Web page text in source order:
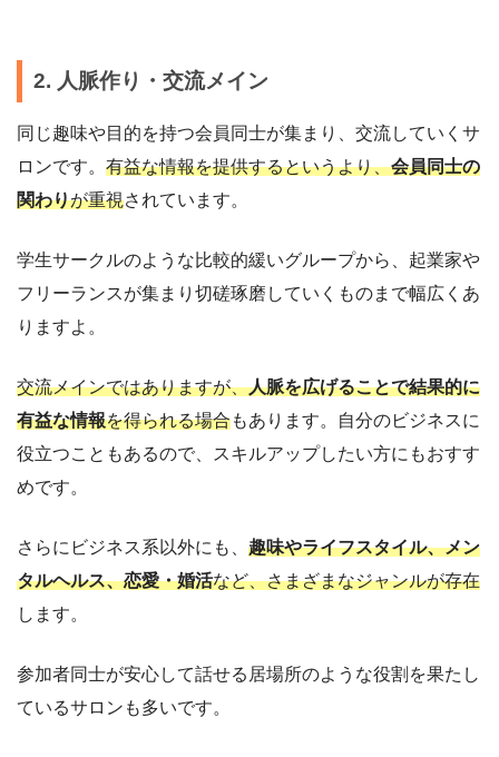
2. 人脈作り・交流メイン
同じ趣味や目的を持つ会員同士が集まり、交流していくサ
ロンです。 有益な情報を提供するというより、会員同士の
関わりが重視されています。
学生サークルのような比較的緩いグループから、起業家や
フリーランスが集まり切磋琢磨していくものまで幅広くあ
りますよ。
交流メインではありますが、人脈を広げることで結果的に
有益な情報を得られる場合もあります。自分のビジネスに
役立つこともあるので、スキルアップしたい方にもおすす
めです。
さらにビジネス系以外にも、 趣味やライフスタイル、メン
タルヘルス、恋愛・婚活など、さまざまなジャンルが存在
します。
参加者同士が安心して話せる居場所のような役割を果たし
ているサロンも多いです。